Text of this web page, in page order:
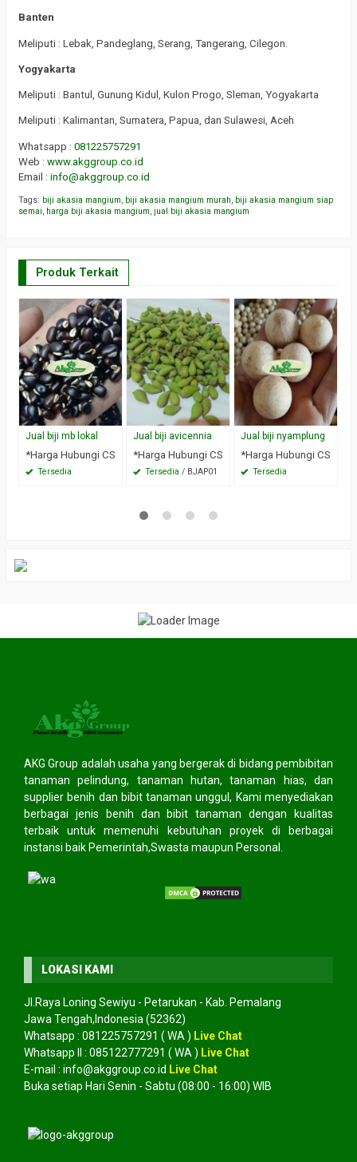
Banten
Meliputi : Lebak, Pandeglang, Serang, Tangerang, Cilegon.
Yogyakarta
Meliputi : Bantul, Gunung Kidul, Kulon Progo, Sleman, Yogyakarta
Meliputi : Kalimantan, Sumatera, Papua, dan Sulawesi, Aceh
Whatsapp : 081225757291
Web : www.akggroup.co.id
Email : info@akggroup.co.id
Tags: biji akasia mangium, biji akasia mangium murah, biji akasia mangium siap
semai, harga biji akasia mangium, jual biji akasia mangium
Produk Terkait
Jual biji mb lokal
*Harga Hubungi CS
Tersedia
Jual biji avicennia
*Harga Hubungi CS
Tersedia / BJAP01
Jual biji nyamplung
*Harga Hubungi CS
Tersedia
AKG Group adalah usaha yang bergerak di bidang pembibitan
tanaman pelindung, tanaman hutan, tanaman hias, dan
supplier benih dan bibit tanaman unggul, Kami menyediakan
berbagai jenis benih dan bibit tanaman dengan kualitas
terbaik untuk memenuhi kebutuhan proyek di berbagai
instansi baik Pemerintah,Swasta maupun Personal.
LOKASI KAMI
Jl.Raya Loning Sewiyu - Petarukan - Kab. Pemalang
Jawa Tengah,Indonesia (52362)
Whatsapp : 081225757291 ( WA ) Live Chat
Whatsapp II : 085122777291 ( WA ) Live Chat
E-mail : info@akggroup.co.id Live Chat
Buka setiap Hari Senin - Sabtu (08:00 - 16:00) WIB